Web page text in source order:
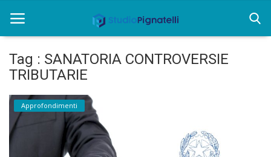
Home
Chi siamo
Rent
Tag : SANATORIA CONTROVERSIE
TRIBUTARIE
Approfondimenti